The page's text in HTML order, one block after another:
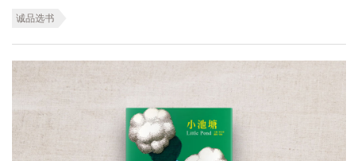
诚品选书